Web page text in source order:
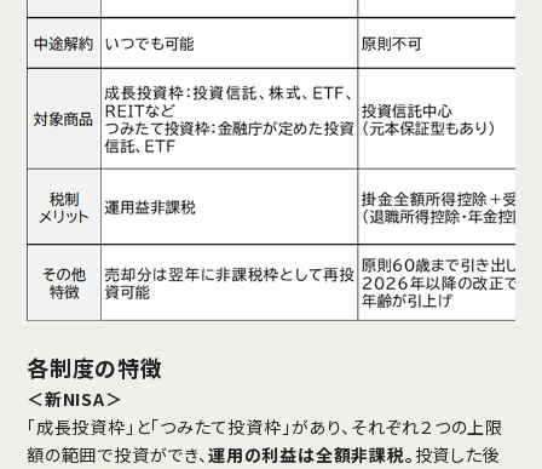
各制度の特徴
＜新NISA＞
「成長投資枠」と「つみたて投資枠」があり、それぞれ２つの上限
額の範囲で投資ができ、運用の利益は全額非課税。 投資した後